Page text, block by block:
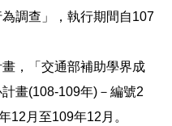
調查」，執行期間自107
，「交通部補助學界成
畫(108-109年)－編號2
12月至109年12月。